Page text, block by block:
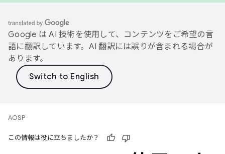
Google は AI 技術を使用して、コンテンツをご希望の言
語に翻訳しています。AI 翻訳には誤りが含まれる場合が
あります。
AOSP
この情報は役に立ちましたか？